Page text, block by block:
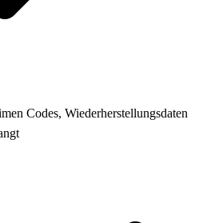
Codes, Wiederherstellungsdaten